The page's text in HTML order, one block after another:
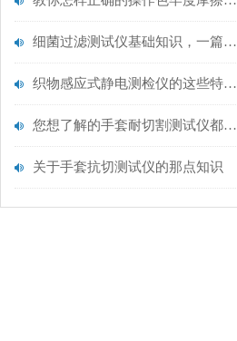
细菌过滤测试仪基础知识，一篇搞定
织物感应式静电测检仪的这些特点很少有人都知道
您想了解的手套耐切割测试仪都在这里了
关于手套抗切测试仪的那点知识